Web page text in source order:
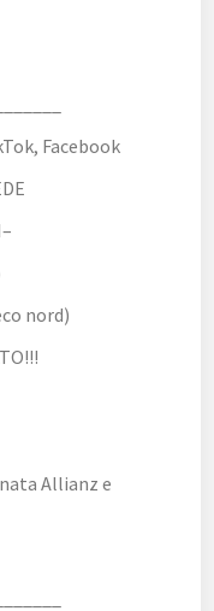
Facebook
nord)
Allianz e